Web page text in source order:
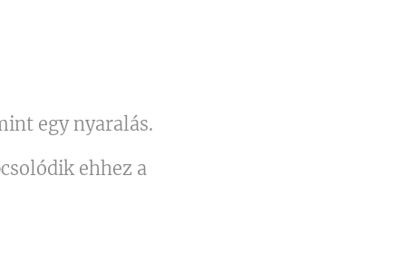
egy nyaralás.
ehhez a